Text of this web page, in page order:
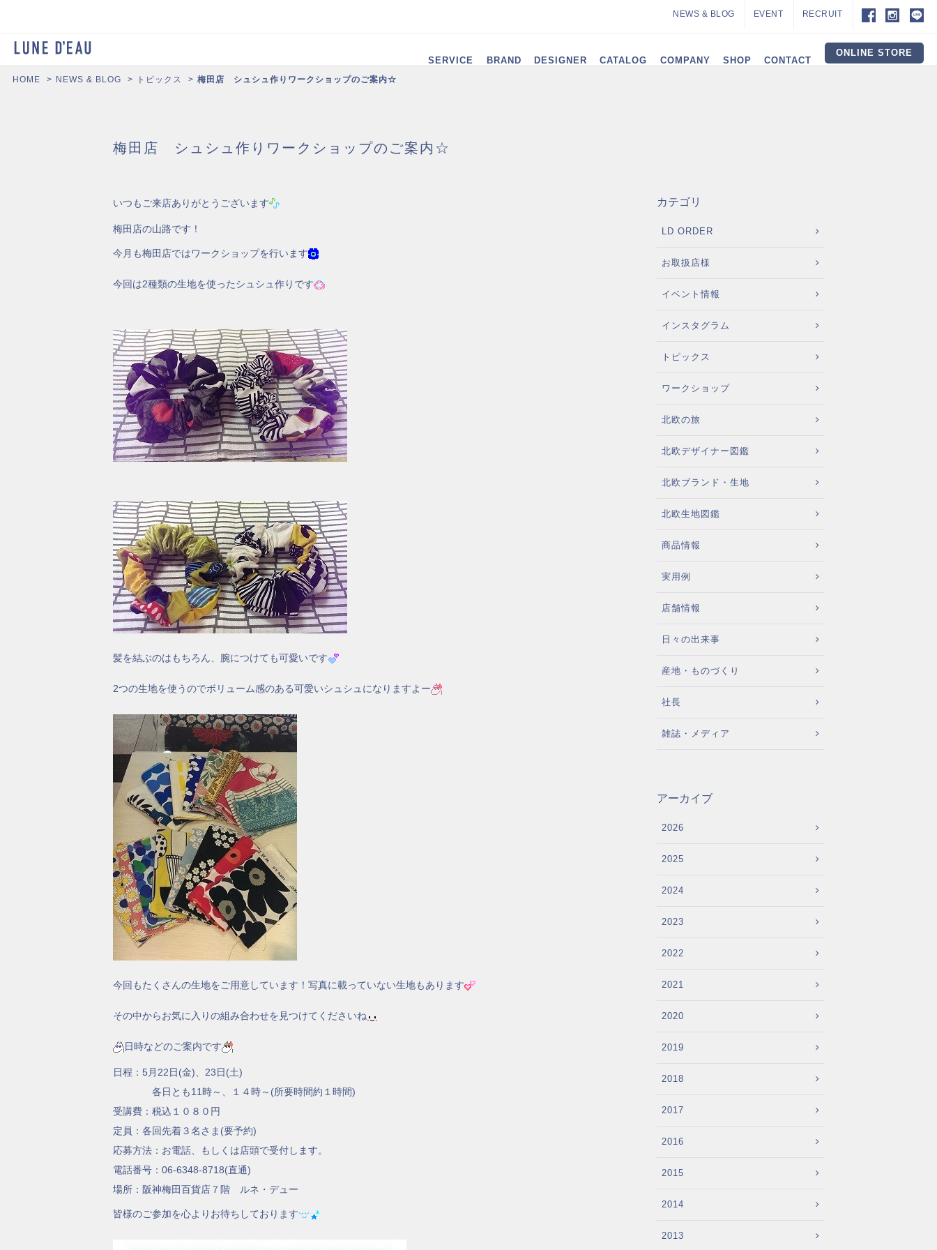
NEWS & BLOG EVENT RECRUIT
SERVICE BRAND DESIGNER CATALOG COMPANY SHOP CONTACT
ONLINE STORE
HOME NEWS & BLOG トピックス 梅田店 シュシュ作りワークショップのご案内☆
梅田店 シュシュ作りワークショップのご案内☆
いつもご来店ありがとうございます
梅田店の山路です！
今月も梅田店ではワークショップを行います
今回は2種類の生地を使ったシュシュ作りです
髪を結ぶのはもちろん、腕につけても可愛いです
2つの生地を使うのでボリューム感のある可愛いシュシュになりますよー
今回もたくさんの生地をご用意しています！写真に載っていない生地もあります
その中からお気に入りの組み合わせを見つけてくださいね
日時などのご案内です
日程：5月22日(金)、23日(土)
各日とも11時～、１４時～(所要時間約１時間)
受講費：税込１０８０円
定員：各回先着３名さま(要予約)
応募方法：お電話、もしくは店頭で受付します。
電話番号：06-6348-8718(直通)
場所：阪神梅田百貨店７階 ルネ・デュー
皆様のご参加を心よりお待ちしております
カテゴリ
LD ORDER
お取扱店様
イベント情報
インスタグラム
トピックス
ワークショップ
北欧の旅
北欧デザイナー図鑑
北欧ブランド・生地
北欧生地図鑑
商品情報
実用例
店舗情報
日々の出来事
産地・ものづくり
社長
雑誌・メディア
アーカイブ
2026
2025
2024
2023
2022
2021
2020
2019
2018
2017
2016
2015
2014
2013